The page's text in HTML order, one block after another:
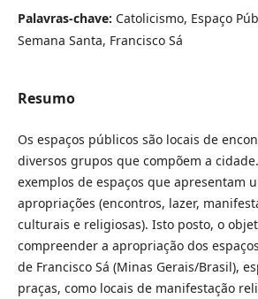
Palavras-chave: Catolicismo, Espaço
Semana Santa, Francisco Sá
Resumo
Os espaços públicos são locais de
diversos grupos que compõem a
exemplos de espaços que apresentam
apropriações (encontros, lazer,
culturais e religiosas). Isto posto, o
compreender a apropriação dos
de Francisco Sá (Minas Gerais/Brasil),
praças, como locais de manifestação